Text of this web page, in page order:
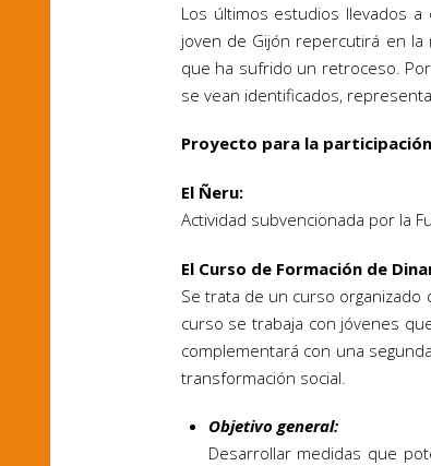
Los últimos estudios llevados
joven de Gijón repercutirá en
que ha sufrido un retroceso.
se vean identificados,
Proyecto para la
El Ñeru:
Actividad subvencionada por la
El Curso de Formación de
Se trata de un curso
curso se trabaja con jóvenes
complementará con una
transformación social.
Objetivo general:
Desarrollar medidas que